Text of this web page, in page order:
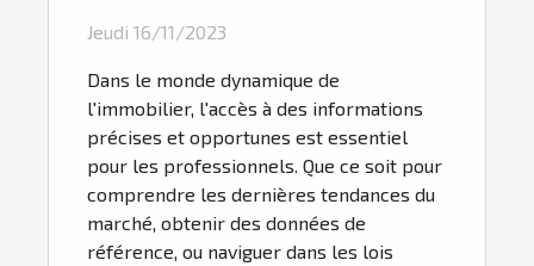
de l'immobilier
Jeudi 16/11/2023
Dans le monde dynamique de
l'immobilier, l'accès à des informations
précises et opportunes est essentiel
pour les professionnels. Que ce soit pour
comprendre les dernières tendances du
marché, obtenir des données de
référence, ou naviguer dans les lois